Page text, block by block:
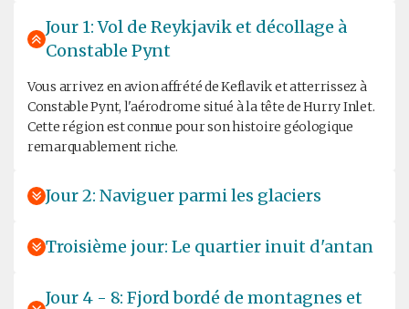
Jour 1: Vol de Reykjavik et décollage à
Constable Pynt
Vous arrivez en avion affrété de Keflavik et atterrissez à
Constable Pynt, l'aérodrome situé à la tête de Hurry Inlet.
Cette région est connue pour son histoire géologique
remarquablement riche.
Jour 2: Naviguer parmi les glaciers
Troisième jour: Le quartier inuit d'antan
Jour 4 - 8: Fjord bordé de montagnes et